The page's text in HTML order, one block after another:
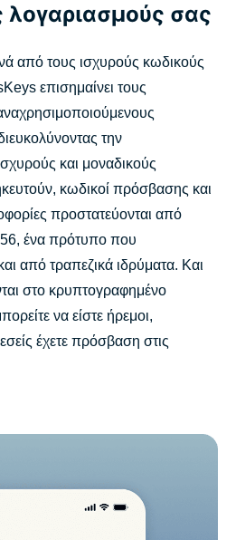
λογαριασμούς σας
από τους ισχυρούς κωδικούς
επισημαίνει τους
την
και μοναδικούς
κωδικοί πρόσβασης και
προστατεύονται από
ένα πρότυπο που
από τραπεζικά ιδρύματα. Και
στο κρυπτογραφημένο
να είστε ήρεμοι,
έχετε πρόσβαση στις